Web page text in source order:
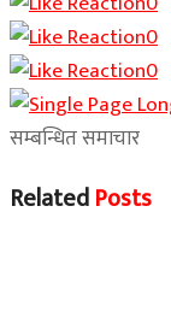
0
0
सम्बन्धित समाचार
RelatedPosts